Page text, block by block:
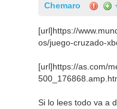
Chemaro
[url]https://
os/juego-cruzado-
[url]https://as.com/
Si lo lees todo va a